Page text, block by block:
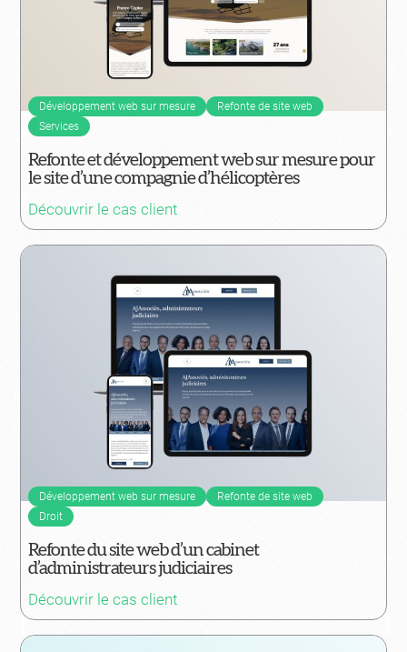
Développement web sur mesure
Refonte de site web
Services
Refonte et développement web sur mesure pour
le site d’une compagnie d’hélicoptères
Découvrir le cas client
Développement web sur mesure
Refonte de site web
Droit
Refonte du site web d’un cabinet
d’administrateurs judiciaires
Découvrir le cas client